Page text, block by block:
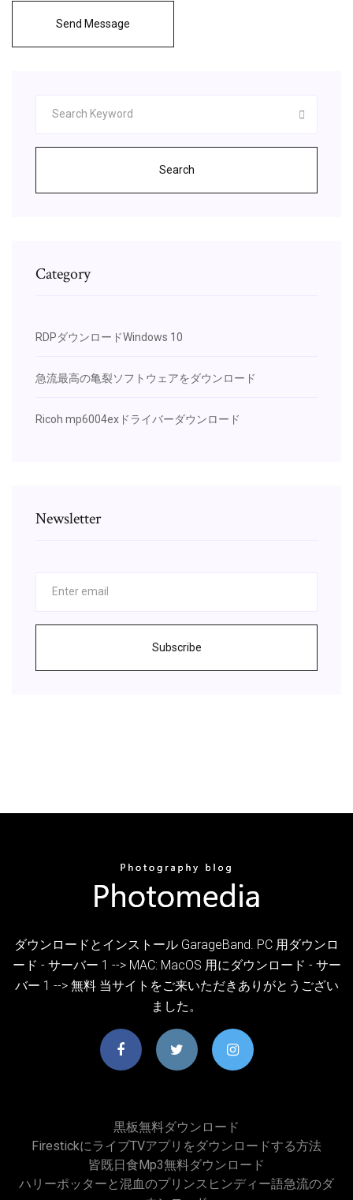
Send Message
Search
Category
RDPダウンロードWindows 10
急流最高の亀裂ソフトウェアをダウンロード
Ricoh mp6004exドライバーダウンロード
Newsletter
Subscribe
ダウンロードとインストール GarageBand. PC 用ダウンロ
ード - サーバー 1 --> MAC: MacOS 用にダウンロード - サー
バー 1 --> 無料 当サイトをご来いただきありがとうござい
ました。
黒板無料ダウンロード
FirestickにライブTVアプリをダウンロードする方法
皆既日食mp3無料ダウンロード
ハリーポッターと混血のプリンスヒンディー語急流のダ